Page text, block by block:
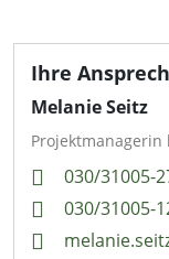
Ihre
Melanie Seitz
Projektmanagerin
030/31005-
030/31005-